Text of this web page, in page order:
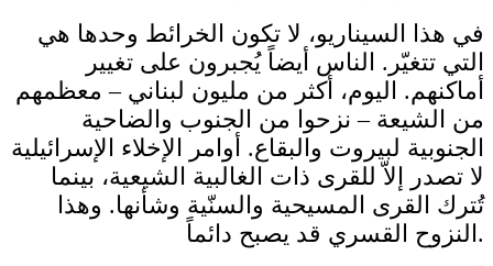
في هذا السيناريو، لا تكون الخرائط وحدها هي
التي تتغيّر. الناس أيضاً يُجبرون على تغيير
أماكنهم. اليوم، أكثر من مليون لبناني – معظمهم
من الشيعة – نزحوا من الجنوب والضاحية
الجنوبية لبيروت والبقاع. أوامر الإخلاء الإسرائيلية
لا تصدر إلاّ للقرى ذات الغالبية الشيعية، بينما
تُترك القرى المسيحية والسنّية وشأنها. وهذا
النزوح القسري قد يصبح دائماً.